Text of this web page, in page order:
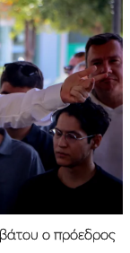
ο πρόεδρος